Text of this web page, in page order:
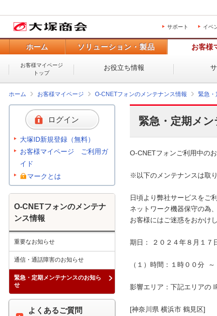
サポート イベ
ホーム ソリューション・製品 お客様
お客様マイページ
トップ
お役立ち情報
ホーム お客様マイページ O-CNETフォンのメンテナンス情報 緊急・
緊急・定期メ
O-CNETフォンご利用中の
※以下のメンテナンスは取
日頃より弊社サービスをご
ネットワーク機器保守の為
お客様にはご迷惑をおかけ
期日： ２０２４年８月１７
（１）時間：１時００分
影響エリア：下記エリアの
[神奈川県 横浜市 鶴見区]
ログイン
大塚ID新規登録（無料）
お客様マイページ ご利用ガ
イド
マークとは
O-CNETフォンのメンテナ
ンス情報
重要なお知らせ
通信・通話障害のお知らせ
緊急・定期メンテナンスのお知ら
せ
よくあるご質問